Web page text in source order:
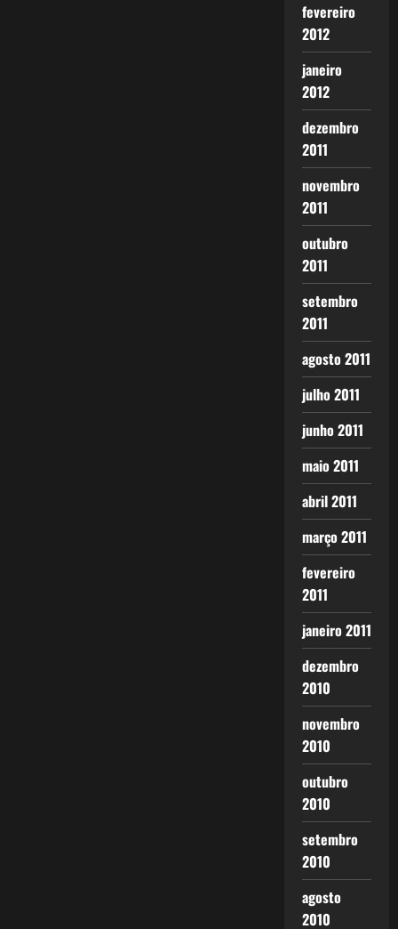
fevereiro
2012
janeiro
2012
dezembro
2011
novembro
2011
outubro
2011
setembro
2011
agosto 2011
julho 2011
junho 2011
maio 2011
abril 2011
março 2011
fevereiro
2011
janeiro 2011
dezembro
2010
novembro
2010
outubro
2010
setembro
2010
agosto
2010